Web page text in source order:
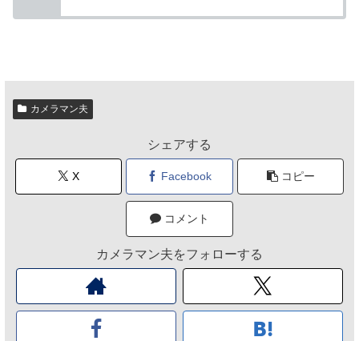
カメラマン夫
シェアする
X Facebook コピー
コメント
カメラマン夫をフォローする